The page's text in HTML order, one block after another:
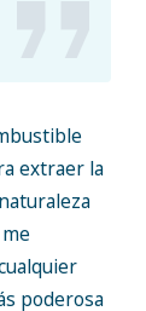
extraer la
poderosa